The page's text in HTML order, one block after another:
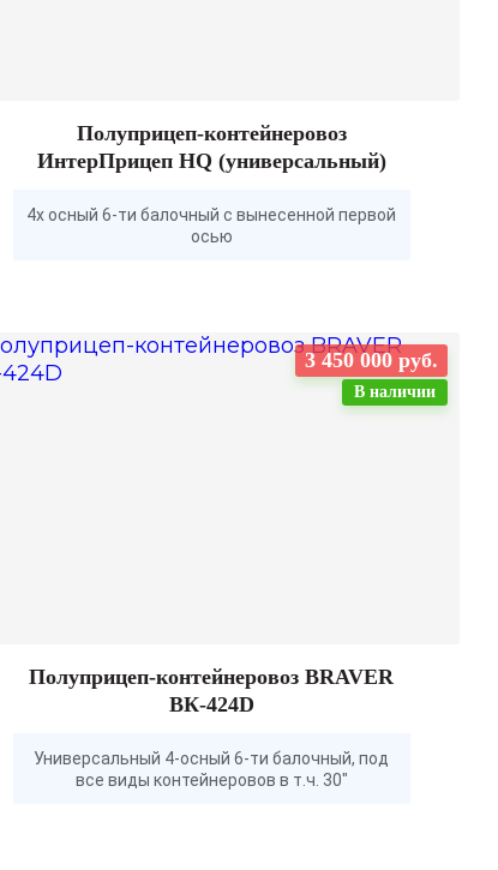
Полуприцеп-контейнеровоз
ИнтерПрицеп HQ (универсальный)
4х осный 6-ти балочный с вынесенной первой
осью
3 450 000 руб.
В наличии
Полуприцеп-контейнеровоз BRAVER
BК-424D
Универсальный 4-осный 6-ти балочный, под
все виды контейнеровов в т.ч. 30"